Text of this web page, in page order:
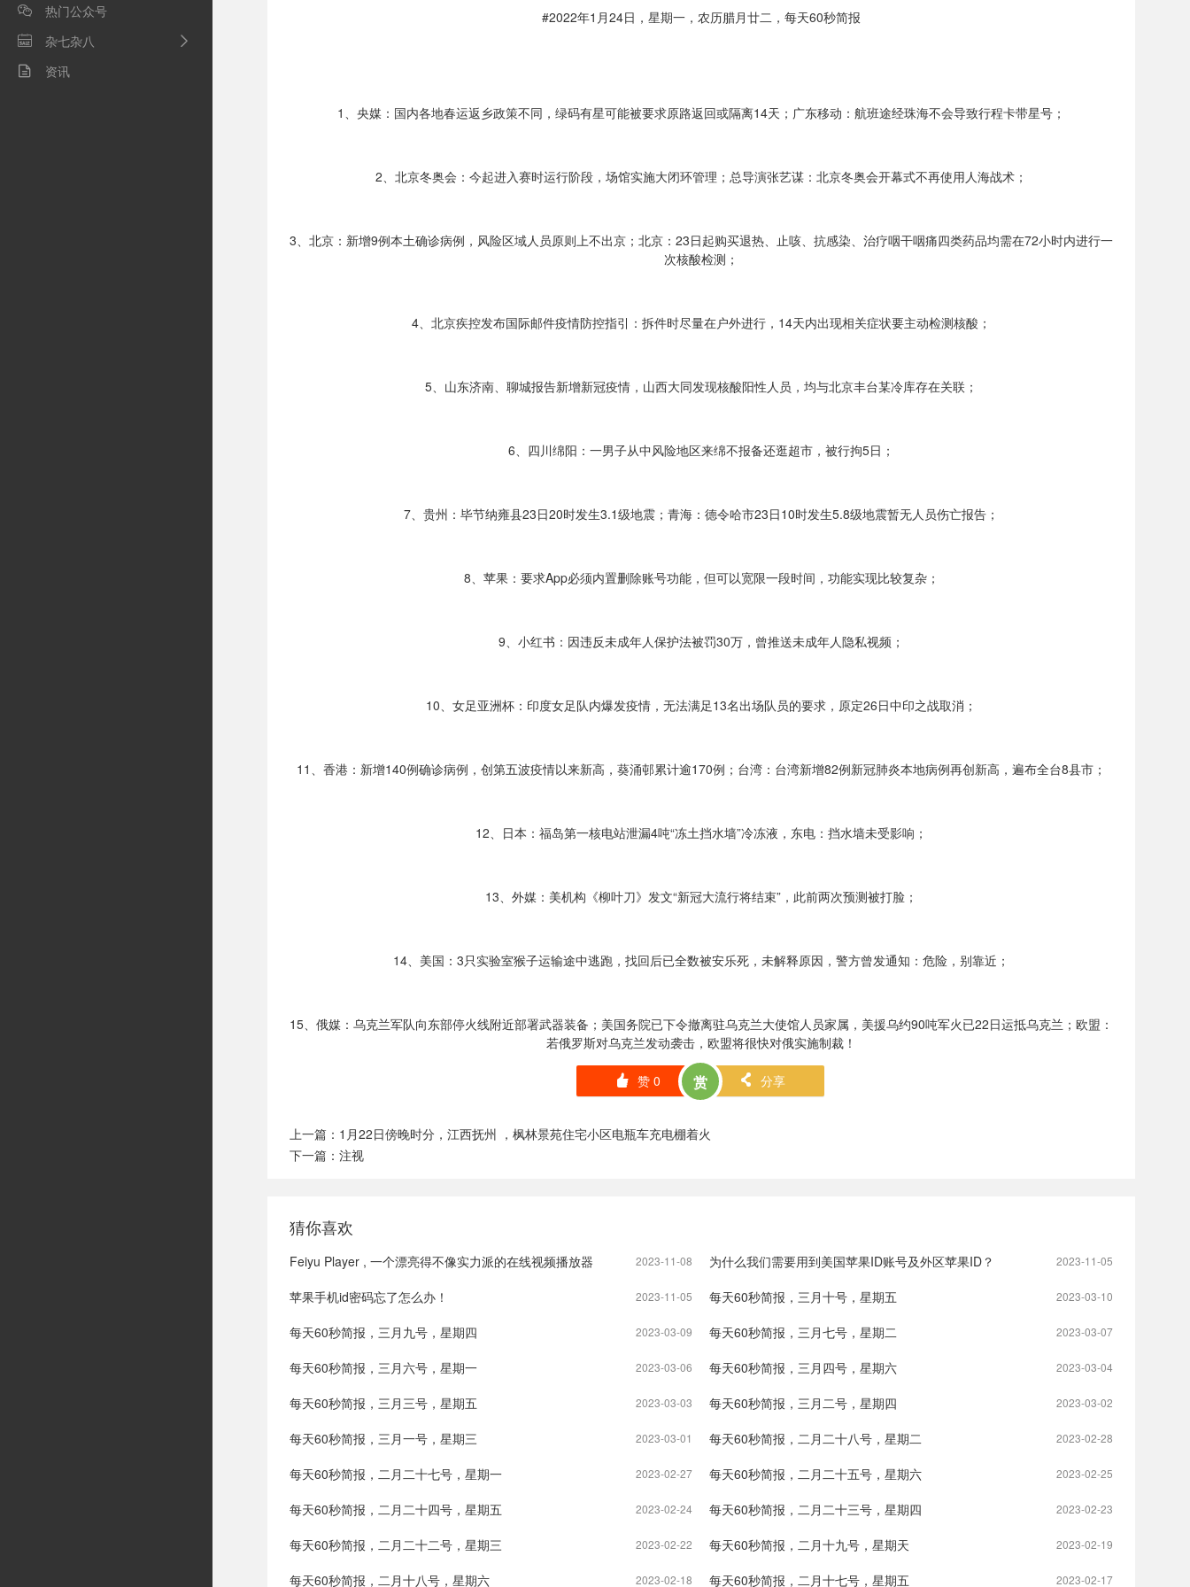
 热门公众号
 杂七杂八
 资讯
#2022年1月24日，星期一，农历腊月廿二，每天60秒简报
1、央媒：国内各地春运返乡政策不同，绿码有星可能被要求原路返回或隔离14天；广东移动：航班途经珠海不会导致行程卡带星号；
2、北京冬奥会：今起进入赛时运行阶段，场馆实施大闭环管理；总导演张艺谋：北京冬奥会开幕式不再使用人海战术；
3、北京：新增9例本土确诊病例，风险区域人员原则上不出京；北京：23日起购买退热、止咳、抗感染、治疗咽干咽痛四类药品均需在72小时内进行一
次核酸检测；
4、北京疾控发布国际邮件疫情防控指引：拆件时尽量在户外进行，14天内出现相关症状要主动检测核酸；
5、山东济南、聊城报告新增新冠疫情，山西大同发现核酸阳性人员，均与北京丰台某冷库存在关联；
6、四川绵阳：一男子从中风险地区来绵不报备还逛超市，被行拘5日；
7、贵州：毕节纳雍县23日20时发生3.1级地震；青海：德令哈市23日10时发生5.8级地震暂无人员伤亡报告；
8、苹果：要求App必须内置删除账号功能，但可以宽限一段时间，功能实现比较复杂；
9、小红书：因违反未成年人保护法被罚30万，曾推送未成年人隐私视频；
10、女足亚洲杯：印度女足队内爆发疫情，无法满足13名出场队员的要求，原定26日中印之战取消；
11、香港：新增140例确诊病例，创第五波疫情以来新高，葵涌邨累计逾170例；台湾：台湾新增82例新冠肺炎本地病例再创新高，遍布全台8县市；
12、日本：福岛第一核电站泄漏4吨“冻土挡水墙”冷冻液，东电：挡水墙未受影响；
13、外媒：美机构《柳叶刀》发文“新冠大流行将结束”，此前两次预测被打脸；
14、美国：3只实验室猴子运输途中逃跑，找回后已全数被安乐死，未解释原因，警方曾发通知：危险，别靠近；
15、俄媒：乌克兰军队向东部停火线附近部署武器装备；美国务院已下令撤离驻乌克兰大使馆人员家属，美援乌约90吨军火已22日运抵乌克兰；欧盟：
若俄罗斯对乌克兰发动袭击，欧盟将很快对俄实施制裁！
󰄼 赞 0 赏 󰄯 分享
上一篇： 1月22日傍晚时分，江西抚州 ，枫林景苑住宅小区电瓶车充电棚着火
下一篇： 注视
猜你喜欢
2023-11-08
Feiyu Player , 一个漂亮得不像实力派的在线视频播放器 2023-11-05
为什么我们需要用到美国苹果ID账号及外区苹果ID？
2023-11-05
苹果手机id密码忘了怎么办！ 2023-03-10
每天60秒简报，三月十号，星期五
2023-03-09
每天60秒简报，三月九号，星期四 2023-03-07
每天60秒简报，三月七号，星期二
2023-03-06
每天60秒简报，三月六号，星期一 2023-03-04
每天60秒简报，三月四号，星期六
2023-03-03
每天60秒简报，三月三号，星期五 2023-03-02
每天60秒简报，三月二号，星期四
2023-03-01
每天60秒简报，三月一号，星期三 2023-02-28
每天60秒简报，二月二十八号，星期二
2023-02-27
每天60秒简报，二月二十七号，星期一 2023-02-25
每天60秒简报，二月二十五号，星期六
2023-02-24
每天60秒简报，二月二十四号，星期五 2023-02-23
每天60秒简报，二月二十三号，星期四
2023-02-22
每天60秒简报，二月二十二号，星期三 2023-02-19
每天60秒简报，二月十九号，星期天
2023-02-18
每天60秒简报，二月十八号，星期六 2023-02-17
每天60秒简报，二月十七号，星期五